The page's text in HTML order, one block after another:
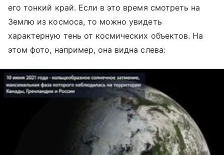
его тонкий край. Если в это время смотреть на
Землю из космоса, то можно увидеть
характерную тень от космических объектов. На
этом фото, например, она видна слева: